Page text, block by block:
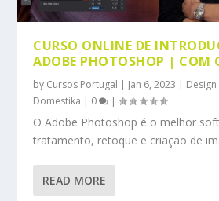
CURSO ONLINE DE
ADOBE PHOTOSHOP | COM
by Cursos Portugal | Jan 6, 2023 |
Domestika | 0 |
O Adobe Photoshop é o melhor
tratamento, retoque e criação de
READ MORE